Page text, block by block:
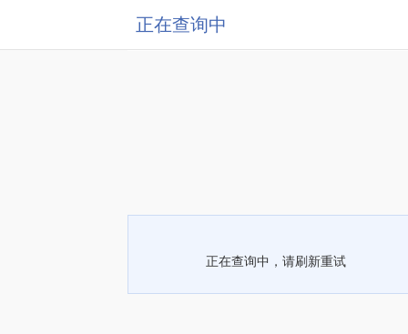
正在查询中
正在查询中，请刷新重试